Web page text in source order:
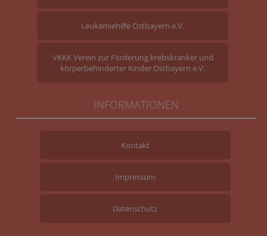
Leukämiehilfe Ostbayern e.V.
VKKK Verein zur Förderung krebskranker und
körperbehinderter Kinder Ostbayern e.V.
INFORMATIONEN
Kontakt
Impressum
Datenschutz